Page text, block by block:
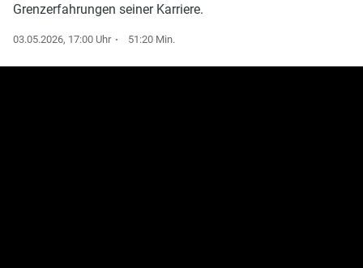
Grenzerfahrungen seiner Karriere.
03.05.2026, 17:00 Uhr 51:20 Min.